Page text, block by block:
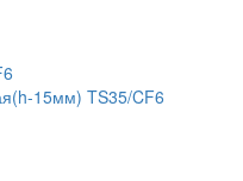
15мм) TS35/CF6